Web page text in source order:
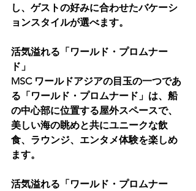
し、ゲストの好みに合わせたバケーシ
ョンスタイルが選べます。
活気溢れる「ワールド・プロムナー
ド」
MSC ワールドアジアの目玉の一つであ
る「ワールド・プロムナード」は、船
の中心部に位置する屋外スペースで、
美しい海の眺めと共にユニークな飲
食、ラウンジ、エンタメ体験を楽しめ
ます。
活気溢れる「ワールド・プロムナー